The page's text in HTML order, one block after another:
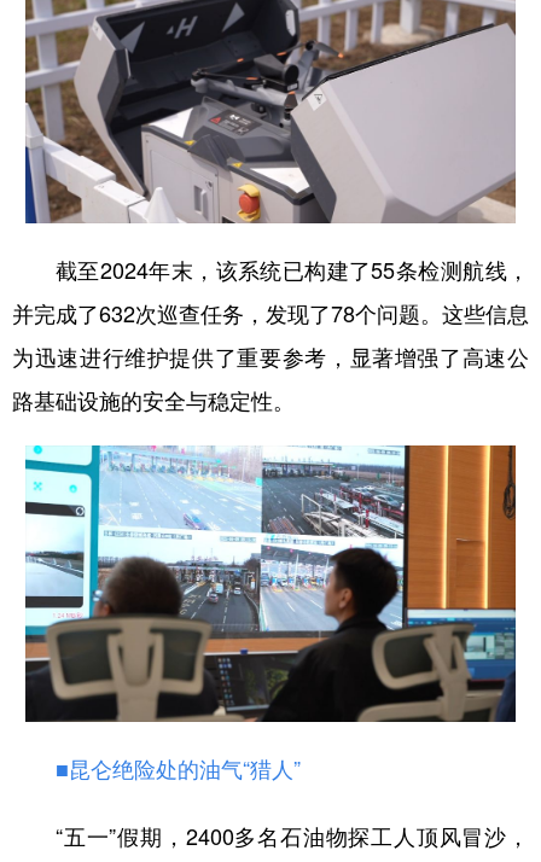
截至2024年末，该系统已构建了55条检测航线，
并完成了632次巡查任务，发现了78个问题。这些信息
为迅速进行维护提供了重要参考，显著增强了高速公
路基础设施的安全与稳定性。
■昆仑绝险处的油气“猎人”
“五一”假期，2400多名石油物探工人顶风冒沙，